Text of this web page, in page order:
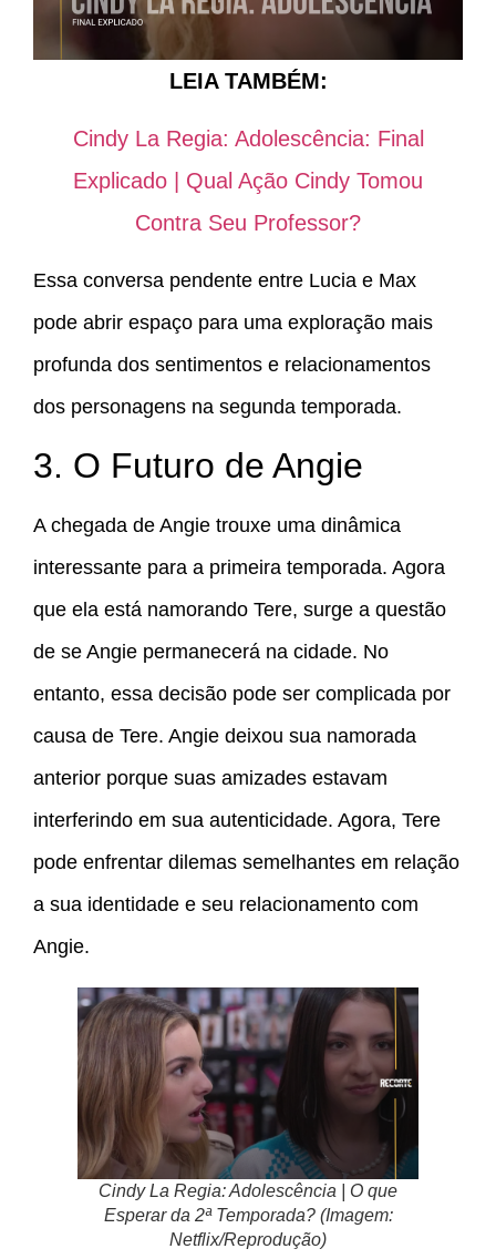
LEIA TAMBÉM:
Cindy La Regia: Adolescência: Final
Explicado | Qual Ação Cindy Tomou
Contra Seu Professor?
Essa conversa pendente entre Lucia e Max
pode abrir espaço para uma exploração mais
profunda dos sentimentos e relacionamentos
dos personagens na segunda temporada.
3. O Futuro de Angie
A chegada de Angie trouxe uma dinâmica
interessante para a primeira temporada. Agora
que ela está namorando Tere, surge a questão
de se Angie permanecerá na cidade. No
entanto, essa decisão pode ser complicada por
causa de Tere. Angie deixou sua namorada
anterior porque suas amizades estavam
interferindo em sua autenticidade. Agora, Tere
pode enfrentar dilemas semelhantes em relação
a sua identidade e seu relacionamento com
Angie.
Cindy La Regia: Adolescência | O que
Esperar da 2ª Temporada? (Imagem:
Netflix/Reprodução)